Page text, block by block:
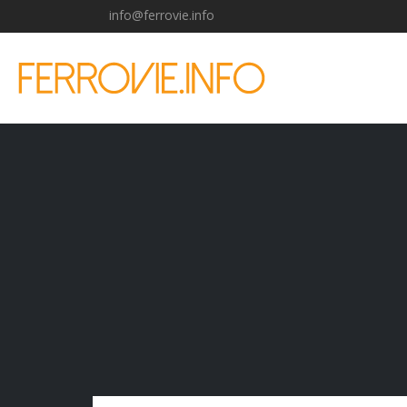
info@ferrovie.info